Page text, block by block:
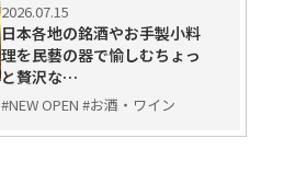
2026.07.15
日本各地の銘酒やお手製小料
理を民藝の器で愉しむちょっ
と贅沢な…
#NEW OPEN #お酒・ワイン